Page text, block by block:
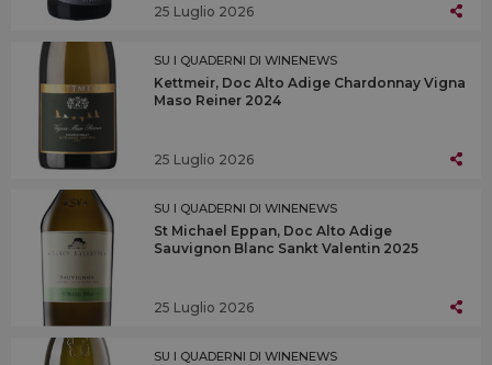
25 Luglio 2026
SU I QUADERNI DI WINENEWS
Kettmeir, Doc Alto Adige Chardonnay Vigna
Maso Reiner 2024
25 Luglio 2026
SU I QUADERNI DI WINENEWS
St Michael Eppan, Doc Alto Adige
Sauvignon Blanc Sankt Valentin 2025
25 Luglio 2026
SU I QUADERNI DI WINENEWS